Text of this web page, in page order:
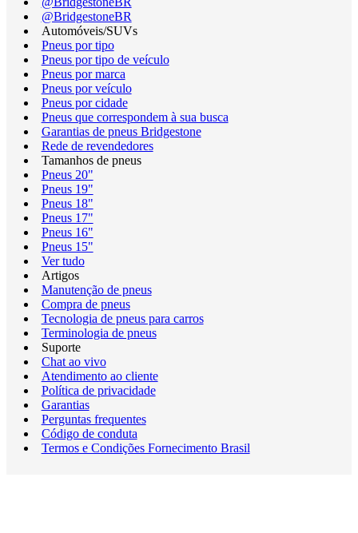
@BridgestoneBR
Automóveis/SUVs
Pneus por tipo
Pneus por tipo de veículo
Pneus por marca
Pneus por veículo
Pneus por cidade
Pneus que correspondem à sua busca
Garantias de pneus Bridgestone
Rede de revendedores
Tamanhos de pneus
Pneus 20"
Pneus 19"
Pneus 18"
Pneus 17"
Pneus 16"
Pneus 15"
Ver tudo
Artigos
Manutenção de pneus
Compra de pneus
Tecnologia de pneus para carros
Terminologia de pneus
Suporte
Chat ao vivo
Atendimento ao cliente
Política de privacidade
Garantias
Perguntas frequentes
Código de conduta
Termos e Condições Fornecimento Brasil